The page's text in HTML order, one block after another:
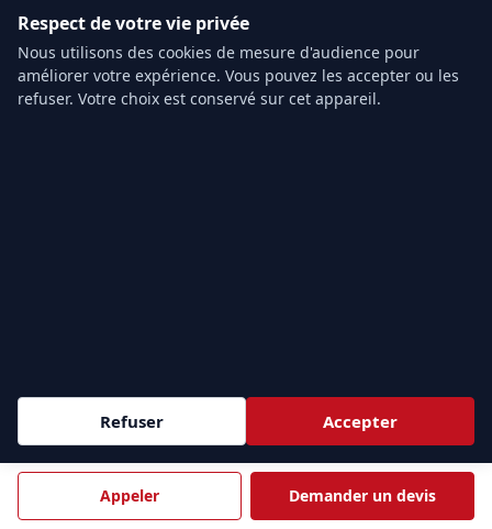
Appeler Demander un devis
42, rue Le Peletier
75009 Paris, France
Tél.01.43.49.40.22
Email :info@formation-secourisme.fr
Devis gratuit
TARIFS & CONTACT
Prix Formation SST
Respect de votre vie privée
Nous utilisons des cookies de mesure d'audience pour
améliorer votre expérience. Vous pouvez les accepter ou les
refuser. Votre choix est conservé sur cet appareil.
Refuser Accepter